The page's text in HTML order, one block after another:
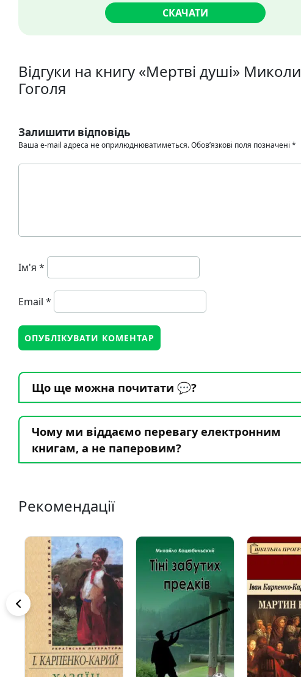
СКАЧАТИ
Відгуки на книгу «Мертві душі» Миколи
Гоголя
Залишити відповідь
Ваша e-mail адреса не оприлюднюватиметься.Обов’язкові поля позначені *
Ім'я *
Email *
Що ще можна почитати 💬?
Чому ми віддаємо перевагу електронним
книгам, а не паперовим?
Рекомендації